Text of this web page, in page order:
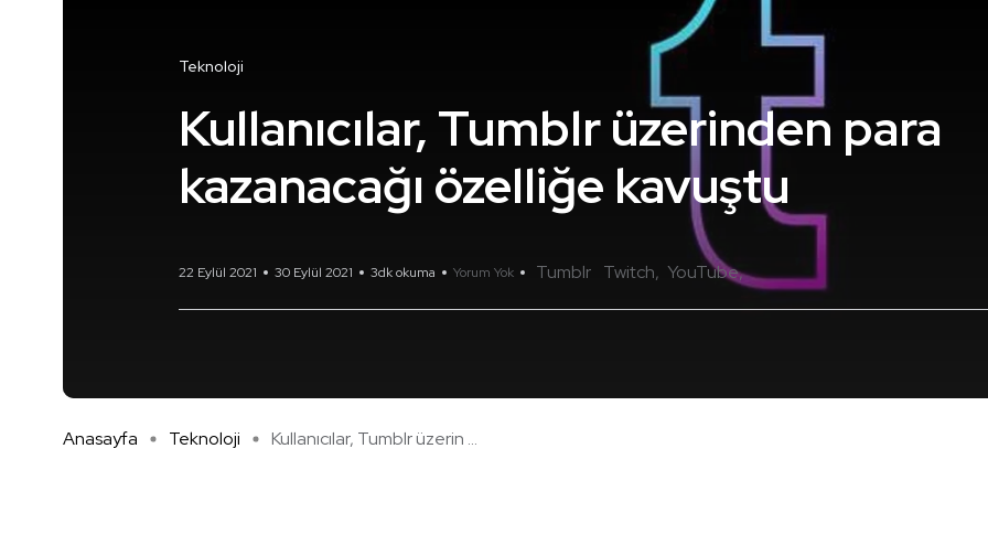
Teknoloji
Kullanıcılar, Tumblr üzerinden para
kazanacağı özelliğe kavuştu
22 Eylül 2021 30 Eylül 2021 3dk okuma Yorum Yok Tumblr Twitch YouTube
Anasayfa Teknoloji Kullanıcılar, Tumblr üzerin ...